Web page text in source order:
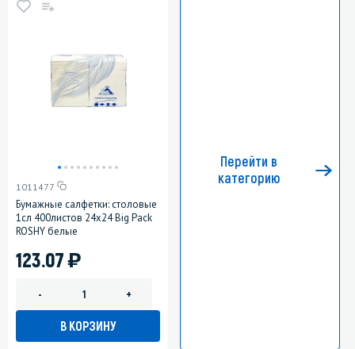
1011477
Бумажные салфетки: столовые
1сл 400листов 24х24 Big Pack
ROSHY белые
123.07)
- +
В КОРЗИНУ
Перейти в
категорию